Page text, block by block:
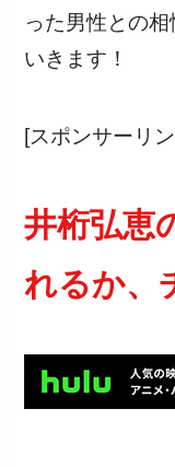
った男性との
いきます！
[スポンサーリ
井桁弘恵
れるか、